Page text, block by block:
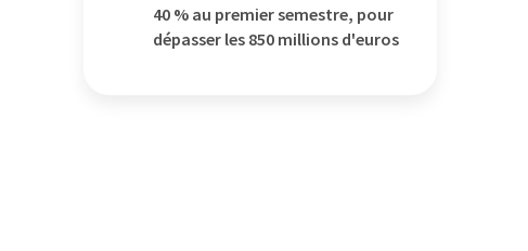
40 % au premier semestre, pour
dépasser les 850 millions d'euros